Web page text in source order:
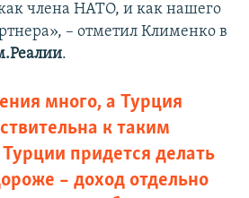
члена НАТО, и как нашего
– отметил Клименко в
.
много, а Турция
к таким
придется делать
– доход отдельно